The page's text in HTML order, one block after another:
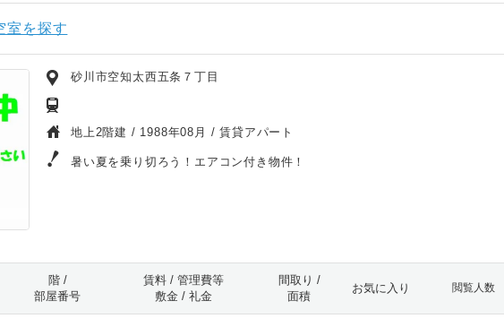
室を探す
砂川市空知太西五条７丁目
地上2階建 / 1988年08月 / 賃貸アパート
暑い夏を乗り切ろう！エアコン付き物件！
階 /
部屋番号
賃料 / 管理費等
敷金 / 礼金
間取り /
面積
お気に入り 閲覧人数